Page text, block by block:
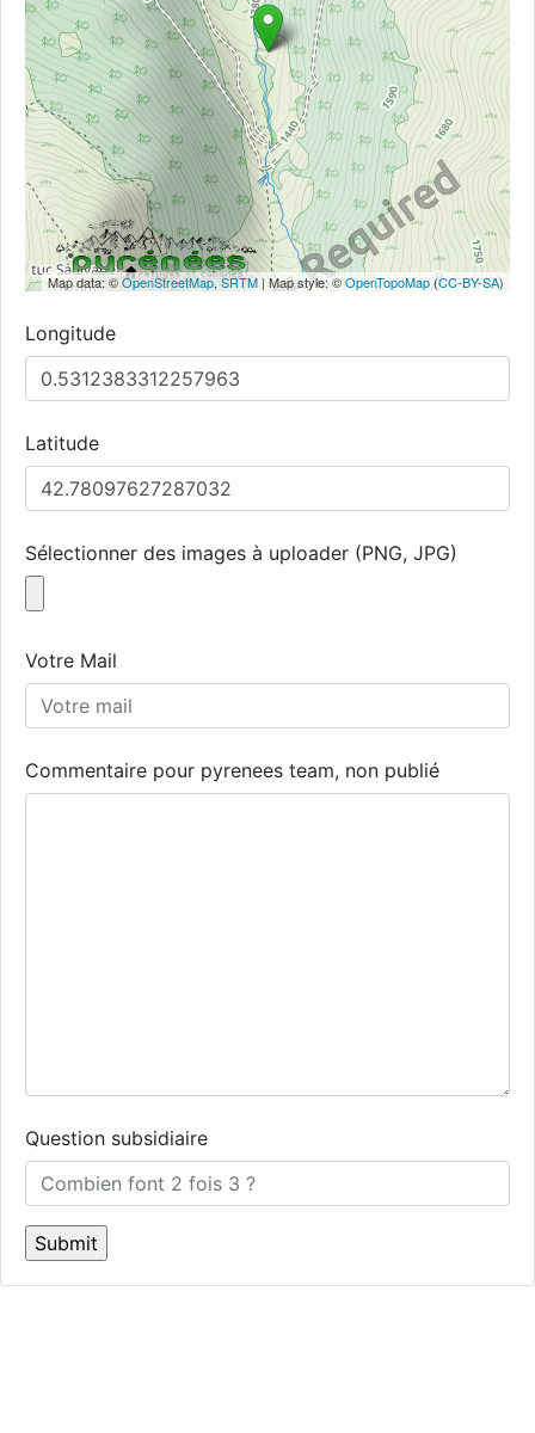
Map data: ©OpenStreetMap,SRTM | Map style: ©OpenTopoMap(CC-BY-SA)
Longitude
Latitude
Sélectionner des images à uploader (PNG, JPG)
Votre Mail
Commentaire pour pyrenees team, non publié
Question subsidiaire